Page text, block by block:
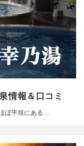
情報＆口コミ
ぼ平坦にある…